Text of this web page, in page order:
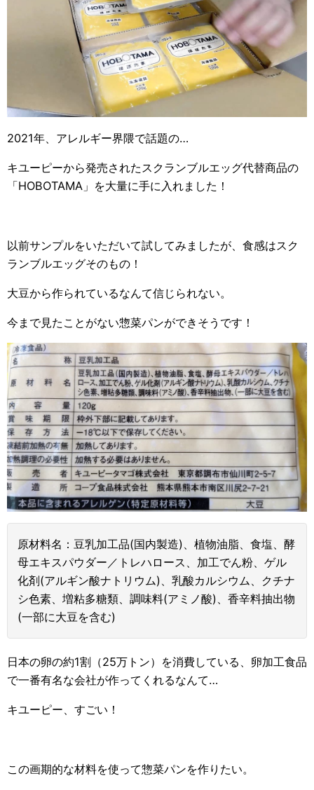
2021年、アレルギー界隈で話題の…
キユーピーから発売されたスクランブルエッグ代替商品の
「HOBOTAMA」を大量に手に入れました！
以前サンプルをいただいて試してみましたが、食感はスク
ランブルエッグそのもの！
大豆から作られているなんて信じられない。
今まで見たことがない惣菜パンができそうです！
原材料名：豆乳加工品(国内製造)、植物油脂、食塩、酵
母エキスパウダー／トレハロース、加工でん粉、ゲル
化剤(アルギン酸ナトリウム)、乳酸カルシウム、クチナ
シ色素、増粘多糖類、調味料(アミノ酸)、香辛料抽出物
(一部に大豆を含む)
日本の卵の約1割（25万トン）を消費している、卵加工食品
で一番有名な会社が作ってくれるなんて…
キユーピー、すごい！
この画期的な材料を使って惣菜パンを作りたい。